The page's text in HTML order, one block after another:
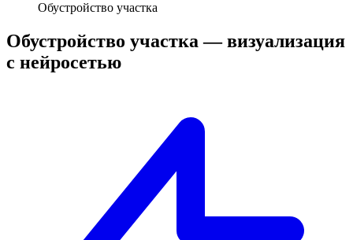
Обустройство участка
Обустройство участка —визуализация
с нейросетью